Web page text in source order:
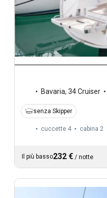
Bavaria, 34 Cruiser
senza Skipper
cuccette 4 cabina 2
Il più basso232 € / notte